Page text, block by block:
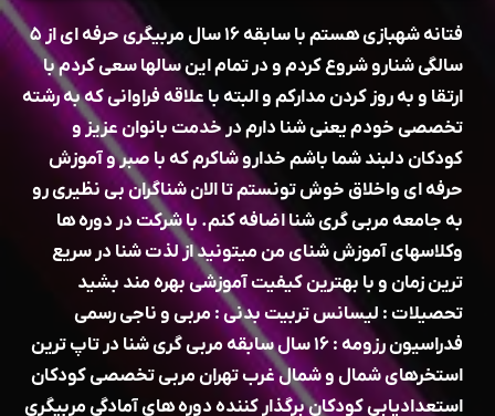
فتانه شهبازی هستم با سابقه ۱۶ سال مربیگری حرفه ای از ۵
سالگی شنارو شروع کردم و در تمام این سالها سعی کردم با
ارتقا و به روز کردن مدارکم و البته با علاقه فراوانی که به رشته
تخصصی خودم یعنی شنا دارم در خدمت بانوان عزیز و
کودکان دلبند شما باشم خدارو شاکرم که با صبر و آموزش
حرفه ای واخلاق خوش تونستم تا الان شناگران بی نظیری رو
به جامعه مربی گری شنا اضافه کنم. با شرکت در دوره ها
و‌کلاسهای آموزش شنای من میتونید از لذت شنا در سریع
ترین زمان و با بهترین کیفیت آموزشی بهره مند بشید
تحصیلات : لیسانس تربیت بدنی : مربی و ناجی رسمی
فدراسیون رزومه : ۱۶ سال سابقه مربی گری شنا در تاپ ترین
استخرهای شمال و شمال غرب تهران مربی تخصصی کودکان
استعدادیابی کودکان برگذار کننده دوره های آمادگی مربیگری